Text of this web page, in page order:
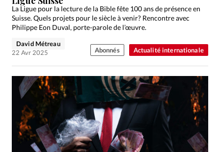
Actualité internationale
La Ligue pour la lecture de la Bible fête 100 ans de présence en
Suisse. Quels projets pour le siècle à venir? Rencontre avec
Philippe Eon Duval, porte-parole de l’œuvre.
David Métreau
22 Avr 2025
Abonnés